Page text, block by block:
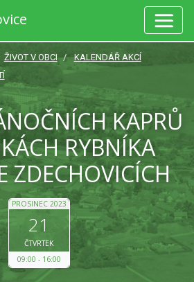
ŽIVOT V OBCI
KALENDÁŘ AKCÍ
KAPRŮ
RYBNÍKA
ZDECHOVICÍCH
PROSINEC 2023
21
ČTVRTEK
09:00
16:00